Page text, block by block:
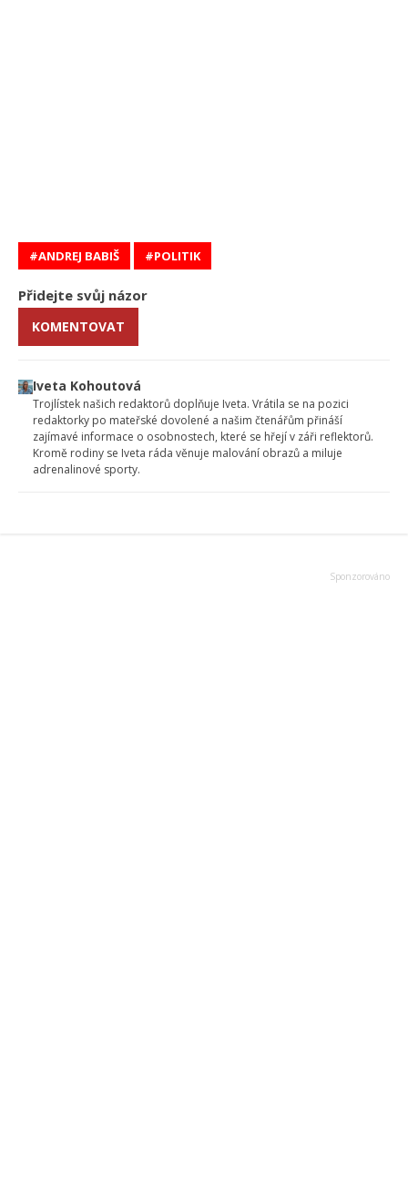
ANDREJ BABIŠ POLITIK
Přidejte svůj názor
KOMENTOVAT
Iveta Kohoutová
Trojlístek našich redaktorů doplňuje Iveta. Vrátila se na pozici
redaktorky po mateřské dovolené a našim čtenářům přináší
zajímavé informace o osobnostech, které se hřejí v záři reflektorů.
Kromě rodiny se Iveta ráda věnuje malování obrazů a miluje
adrenalinové sporty.